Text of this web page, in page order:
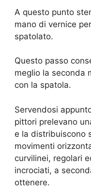
A questo punto
mano di vernice
spatolato.
Questo passo
meglio la seconda
con la spatola.
Servendosi
pittori prelevano
e la distribuiscono
movimenti
curvilinei, regolari
incrociati, a
ottenere.